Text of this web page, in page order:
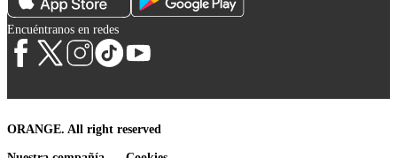
Encuéntranos en redes
ORANGE. All right reserved